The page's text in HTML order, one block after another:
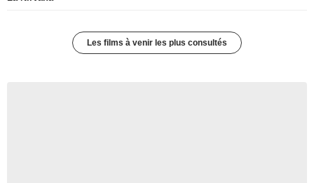
Les films à venir les plus consultés